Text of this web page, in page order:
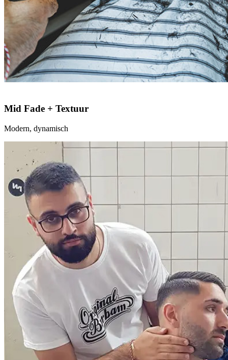
Mid Fade + Textuur
Modern, dynamisch